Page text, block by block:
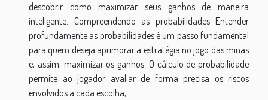
descobrir como maximizar seus ganhos de maneira
inteligente. Compreendendo as probabilidades Entender
profundamente as probabilidades é um passo fundamental
para quem deseja aprimorar a estratégia no jogo das minas
e, assim, maximizar os ganhos. O cálculo de probabilidade
permite ao jogador avaliar de forma precisa os riscos
envolvidos a cada escolha,...